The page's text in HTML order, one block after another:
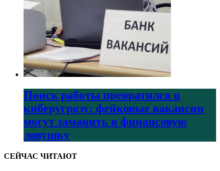
Поиск работы превратился в
киберугрозу: фейковые вакансии
могут заманить в финансовую
ловушку
СЕЙЧАС ЧИТАЮТ